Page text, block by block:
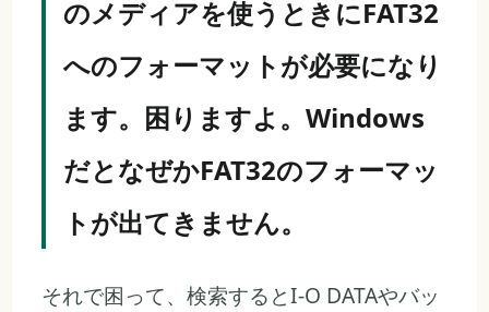
のメディアを使うときにFAT32
へのフォーマットが必要になり
ます。困りますよ。Windows
だとなぜかFAT32のフォーマッ
トが出てきません。
それで困って、検索するとI-O DATAやバッ